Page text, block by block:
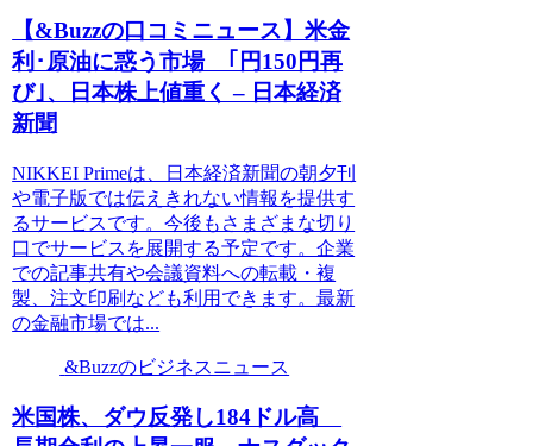
【&Buzzの口コミニュース】米金
利･原油に惑う市場 ｢円150円再
び｣、日本株上値重く – 日本経済
新聞
NIKKEI Primeは、日本経済新聞の朝夕刊
や電子版では伝えきれない情報を提供す
るサービスです。今後もさまざまな切り
口でサービスを展開する予定です。企業
での記事共有や会議資料への転載・複
製、注文印刷なども利用できます。最新
の金融市場では...
&Buzzのビジネスニュース
米国株、ダウ反発し184ドル高